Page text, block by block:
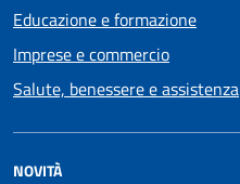
Educazione e formazione
Imprese e commercio
Salute, benessere e assistenza
NOVITÀ